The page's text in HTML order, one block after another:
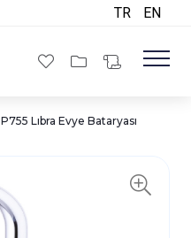
TR EN
P755 Lıbra Evye Bataryası